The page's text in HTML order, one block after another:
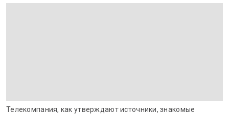
Телекомпания, как утверждают источники, знакомые